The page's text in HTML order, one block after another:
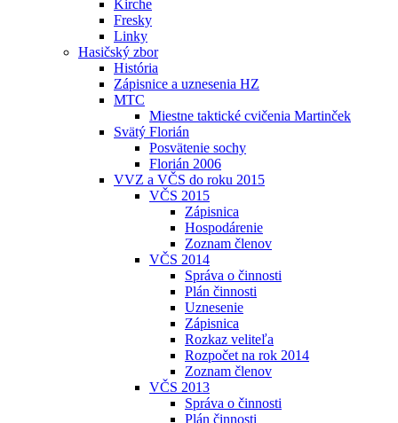
Kirche
Fresky
Linky
Hasičský zbor
História
Zápisnice a uznesenia HZ
MTC
Miestne taktické cvičenia Martinček
Svätý Florián
Posvätenie sochy
Florián 2006
VVZ a VČS do roku 2015
VČS 2015
Zápisnica
Hospodárenie
Zoznam členov
VČS 2014
Správa o činnosti
Plán činnosti
Uznesenie
Zápisnica
Rozkaz veliteľa
Rozpočet na rok 2014
Zoznam členov
VČS 2013
Správa o činnosti
Plán činnosti